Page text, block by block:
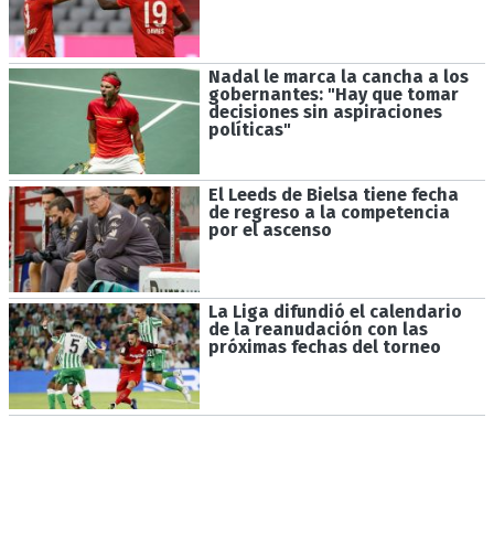
Nadal le marca la cancha a los
gobernantes: "Hay que tomar
decisiones sin aspiraciones
políticas"
El Leeds de Bielsa tiene fecha
de regreso a la competencia
por el ascenso
La Liga difundió el calendario
de la reanudación con las
próximas fechas del torneo